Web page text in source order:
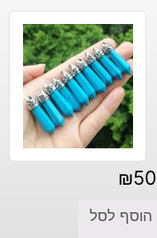
₪50
הוסף לסל